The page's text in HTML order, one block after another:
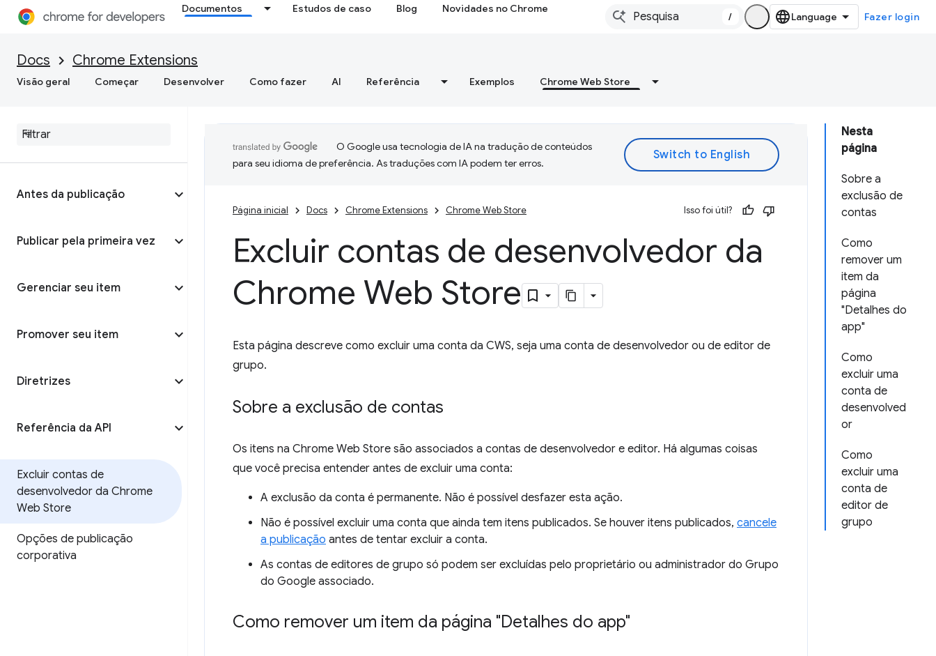
Documentos Estudos de caso Blog Novidades no Chrome
/ Fazer login
Docs Chrome Extensions
Visão geral Começar Desenvolver Como fazer AI Referência Exemplos Chrome Web Store
Antes da publicação
Publicar pela primeira vez
Gerenciar seu item
Promover seu item
Diretrizes
Referência da API
Excluir contas de
desenvolvedor da Chrome
Web Store
Opções de publicação
corporativa
Nesta
página
Sobre a
exclusão de
contas
Como
remover um
item da
página
"Detalhes do
app"
Como
excluir uma
conta de
desenvolved
or
Como
excluir uma
conta de
editor de
grupo
O Google usa tecnologia de IA na tradução de conteúdos
para seu idioma de preferência. As traduções com IA podem ter erros.
Página inicial Docs Chrome Extensions Chrome Web Store Isso foi útil?
Excluir contas de desenvolvedor da
Chrome Web Store
Esta página descreve como excluir uma conta da CWS, seja uma conta de desenvolvedor ou de editor de
grupo.
Sobre a exclusão de contas
Os itens na Chrome Web Store são associados a contas de desenvolvedor e editor. Há algumas coisas
que você precisa entender antes de excluir uma conta:
A exclusão da conta é permanente. Não é possível desfazer esta ação.
Não é possível excluir uma conta que ainda tem itens publicados. Se houver itens publicados, cancele
a publicação antes de tentar excluir a conta.
As contas de editores de grupo só podem ser excluídas pelo proprietário ou administrador do Grupo
do Google associado.
Como remover um item da página "Detalhes do app"